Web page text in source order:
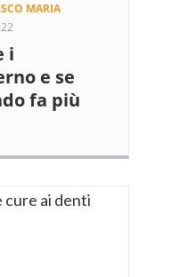
MARIA
i
e se
fa più